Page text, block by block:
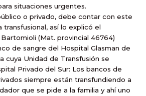
situaciones urgentes.
o privado, debe contar con este
así lo explicó el
(Mat. provincial 46764)
de sangre del Hospital Glasman de
cuya Unidad de Transfusión se
Privado del Sur: Los bancos de
siempre están transfundiendo a
que se pide a la familia y ahí uno